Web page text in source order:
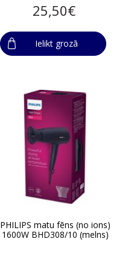
25,50€
Ielikt grozā
PHILIPS matu fēns (no ions)
1600W BHD308/10 (melns)